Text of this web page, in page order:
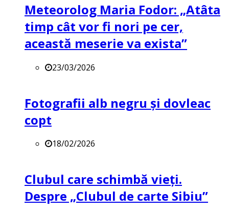
Meteorolog Maria Fodor: „Atâta
timp cât vor fi nori pe cer,
această meserie va exista”
23/03/2026
Fotografii alb negru și dovleac
copt
18/02/2026
Clubul care schimbă vieți.
Despre „Clubul de carte Sibiu”